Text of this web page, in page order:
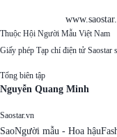
Thuộc Hội Người Mẫu Việt Nam
Giấy phép Tạp chí điện tử
Tổng biên tập
Nguyễn Quang Minh
Saostar.vn
SaoNgười mẫu - Hoa hậu